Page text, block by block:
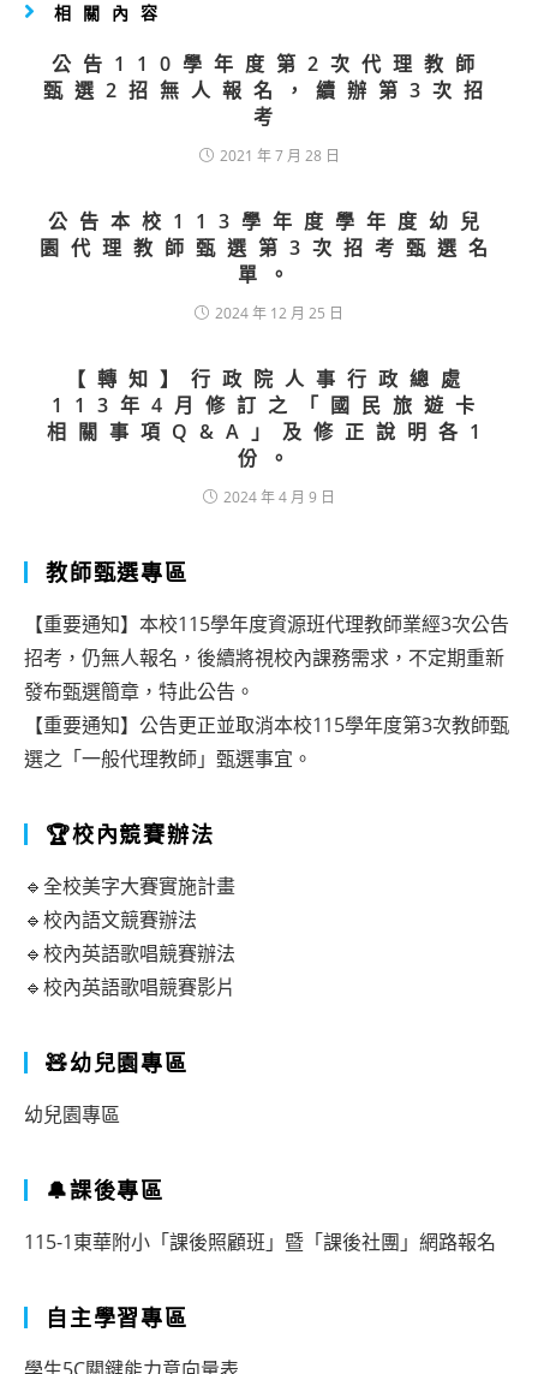
相關內容
公告110學年度第2次代理教師
甄選2招無人報名，續辦第3次招
考
2021 年 7 月 28 日
公告本校113學年度學年度幼兒
園代理教師甄選第3次招考甄選名
單。
2024 年 12 月 25 日
【轉知】行政院人事行政總處
113年4月修訂之「國民旅遊卡
相關事項Q&A」及修正說明各1
份。
2024 年 4 月 9 日
教師甄選專區
【重要通知】本校115學年度資源班代理教師業經3次公告
招考，仍無人報名，後續將視校內課務需求，不定期重新
發布甄選簡章，特此公告。
【重要通知】公告更正並取消本校115學年度第3次教師甄
選之「一般代理教師」甄選事宜。
🏆校內競賽辦法
🔹全校美字大賽實施計畫
🔹校內語文競賽辦法
🔹校內英語歌唱競賽辦法
🔹校內英語歌唱競賽影片
🧸幼兒園專區
幼兒園專區
🔔課後專區
115-1東華附小「課後照顧班」暨「課後社團」網路報名
自主學習專區